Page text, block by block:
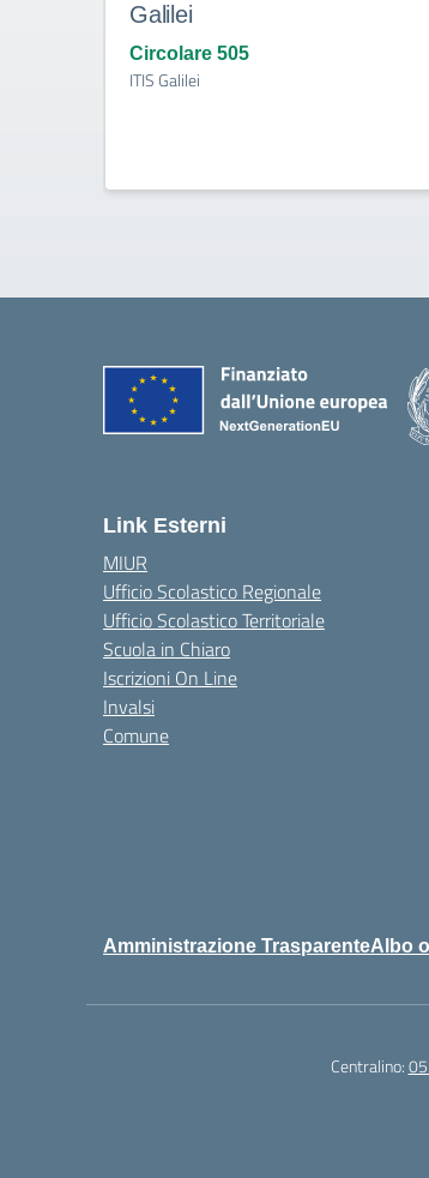
Galilei
Circolare 505
ITIS Galilei
Link Esterni
MIUR
Ufficio Scolastico Regionale
Ufficio Scolastico Territoriale
Scuola in Chiaro
Iscrizioni On Line
Invalsi
Comune
Amministrazione TrasparenteAlbo
Centralino: